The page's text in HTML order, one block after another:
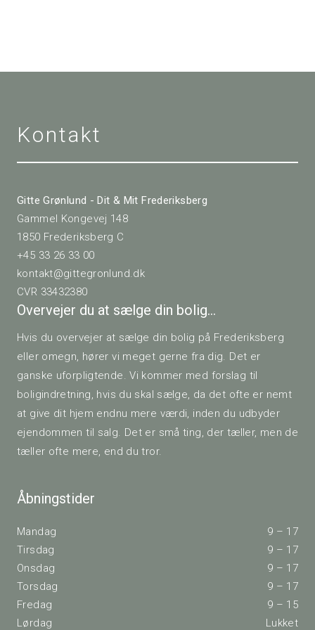
Kontakt
Gitte Grønlund - Dit & Mit Frederiksberg
Gammel Kongevej 148
1850 Frederiksberg C
+45 33 26 33 00
kontakt@gittegronlund.dk
CVR 33432380
Overvejer du at sælge din bolig…
Hvis du overvejer at sælge din bolig på Frederiksberg
eller omegn, hører vi meget gerne fra dig. Det er
ganske uforpligtende. Vi kommer med forslag til
boligindretning, hvis du skal sælge, da det ofte er nemt
at give dit hjem endnu mere værdi, inden du udbyder
ejendommen til salg. Det er små ting, der tæller, men de
tæller ofte mere, end du tror.
Åbningstider
Mandag
9 – 17
Tirsdag
9 – 17
Onsdag
9 – 17
Torsdag
9 – 17
Fredag
9 – 15
Lørdag
Lukket